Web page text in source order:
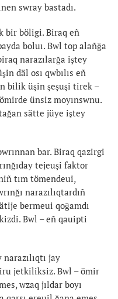
swray bastadı.
bir böligi. Biraq eñ
boluı. Bwl top alañğa
narazılarğa iştey
däl osı qwbılıs eñ
bilik üşin şeşuşi tirek –
ünsiz moyınswnu.
sätte jüye iştey
bar. Biraq qazirgi
tejeuşi faktor
tım tömendeui,
narazılıqtardıñ
bermeui qoğamdı
Bwl – eñ qauipti
jay
jetkiliksiz. Bwl – ömir
wzaq jıldar boyı